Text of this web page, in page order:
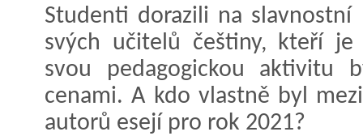
Studenti dorazili na
svých učitelů češtiny, kteří
svou pedagogickou aktivitu
cenami. A kdo vlastně byl
autorů esejí pro rok 2021?